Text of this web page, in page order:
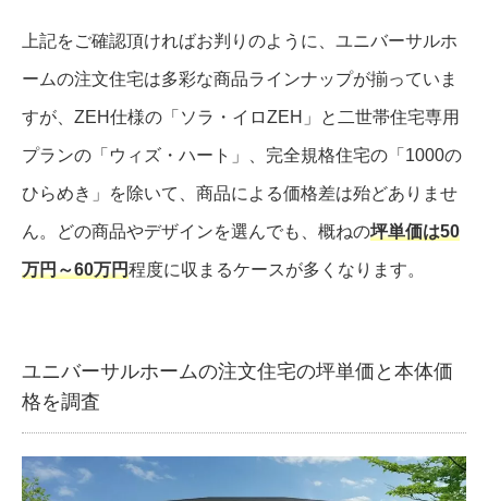
上記をご確認頂ければお判りのように、ユニバーサルホ
ームの注文住宅は多彩な商品ラインナップが揃っていま
すが、ZEH仕様の「ソラ・イロZEH」と二世帯住宅専用
プランの「ウィズ・ハート」、完全規格住宅の「1000の
ひらめき」を除いて、商品による価格差は殆どありませ
ん。どの商品やデザインを選んでも、概ねの坪単価は50
万円～60万円程度に収まるケースが多くなります。
ユニバーサルホームの注文住宅の坪単価と本体価
格を調査